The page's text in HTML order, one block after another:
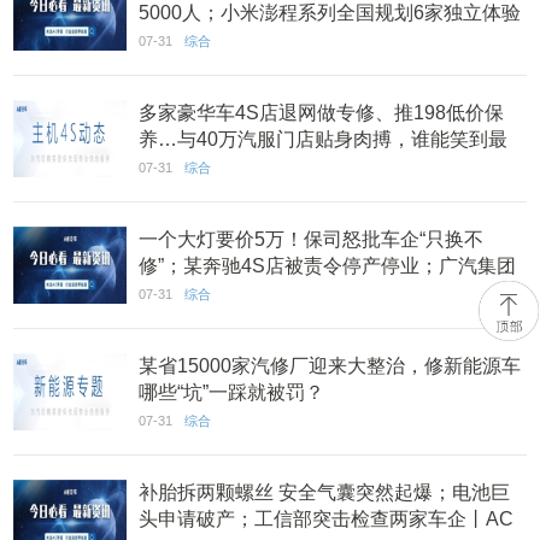
5000人；小米澎程系列全国规划6家独立体验
店丨AC早报
07-31 综合
多家豪华车4S店退网做专修、推198低价保
养…与40万汽服门店贴身肉搏，谁能笑到最
后？
07-31 综合
一个大灯要价5万！保司怒批车企“只换不
修”；某奔驰4S店被责令停产停业；广汽集团
广爱保险经纪获批丨AC早报
07-31 综合
某省15000家汽修厂迎来大整治，修新能源车
哪些“坑”一踩就被罚？
07-31 综合
补胎拆两颗螺丝 安全气囊突然起爆；电池巨
头申请破产；工信部突击检查两家车企丨AC